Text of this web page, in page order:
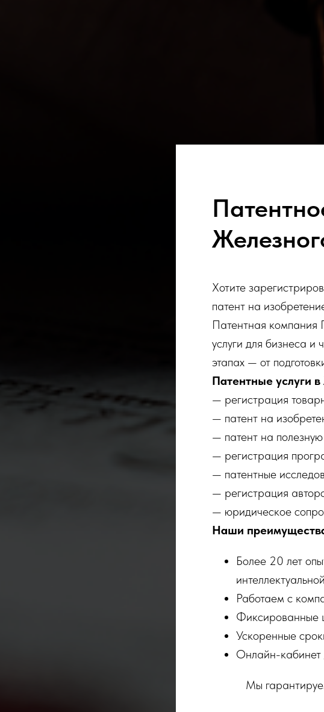
Хотите
патент на
Патентная
услуги для бизнеса
этапах — от
Патентные услуги
— регистрация
— патент на
— патент на
— регистрация
— патентные
— регистрация
— юридическое
Наши
Более 20 лет
Работаем с
Фиксированные
Ускоренные
Онлайн-кабинет
Мы